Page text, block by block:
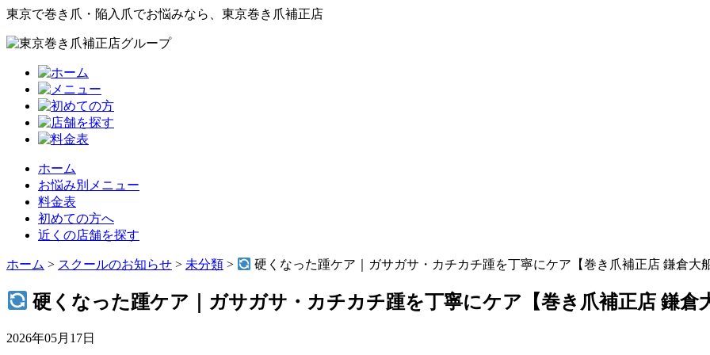
東京で巻き爪・陥入爪でお悩みなら、東京巻き爪補正店
ホーム
お悩み別メニュー
料金表
初めての方へ
近くの店舗を探す
ホーム > スクールのお知らせ > 未分類 > 硬くなった踵ケア｜ガサガサ・カチカチ踵を丁寧にケア【巻き爪補正店 鎌倉大
硬くなった踵ケア｜ガサガサ・カチカチ踵を丁寧にケア【巻き爪補正店 鎌倉
2026年05月17日